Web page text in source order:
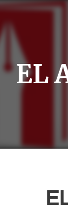
EL